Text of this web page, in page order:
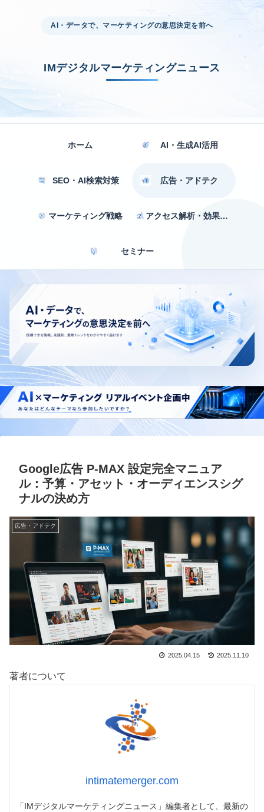
AI・データで、マーケティングの意思決定を前へ
IMデジタルマーケティングニュース
ホーム AI・生成AI活用
SEO・AI検索対策 広告・アドテク
マーケティング戦略 アクセス解析・効果測定
セミナー
Google広告 P-MAX 設定完全マニュア
ル：予算・アセット・オーディエンスシグ
ナルの決め方
広告・アドテク
2025.04.15 2025.11.10
著者について
intimatemerger.com
「IMデジタルマーケティングニュース」編集者として、最新の